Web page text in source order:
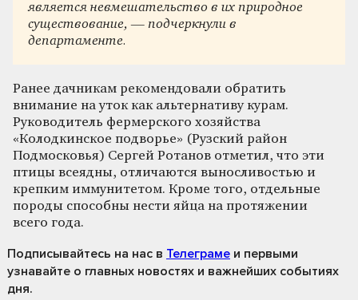
является невмешательство в их природное
существование, — подчеркнули в
департаменте.
Ранее дачникам рекомендовали обратить
внимание на уток как альтернативу курам.
Руководитель фермерского хозяйства
«Колодкинское подворье» (Рузский район
Подмосковья) Сергей Ротанов отметил, что эти
птицы всеядны, отличаются выносливостью и
крепким иммунитетом. Кроме того, отдельные
породы способны нести яйца на протяжении
всего года.
Подписывайтесь на нас в Телеграме и первыми
узнавайте о главных новостях и важнейших событиях
дня.